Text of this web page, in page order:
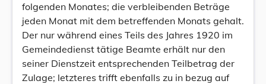
folgenden Monates; die verbleibenden Beträge
jeden Monat mit dem betreffenden Monats gehalt.
Der nur während eines Teils des Jahres 1920 im
Gemeindedienst tätige Beamte erhält nur den
seiner Dienstzeit entsprechenden Teilbetrag der
Zulage; letzteres trifft ebenfalls zu in bezug auf